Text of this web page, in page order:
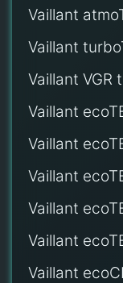
Vaillant
Vaillant
Vaillant VGR
Vaillant
Vaillant
Vaillant
Vaillant
Vaillant
Vaillant